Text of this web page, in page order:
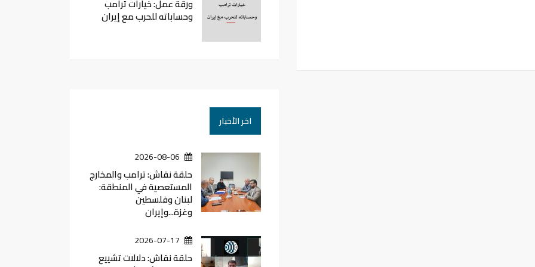
ورقة عمل: خيارات ترامب
وحساباته للحرب مع إيران
اخر الأخبار
2026-08-06
حلقة نقاش: ترامب والمخارج
المستعصية في المنطقة:
لبنان وفلسطين
وغزة...وإيران
2026-07-17
حلقة نقاش: دلالات تشييع